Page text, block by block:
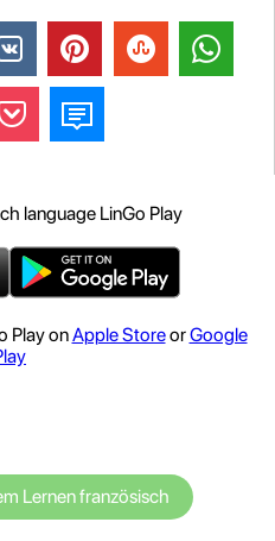
language LinGo Play
Play onApple StoreorGoogle
Lernen französisch